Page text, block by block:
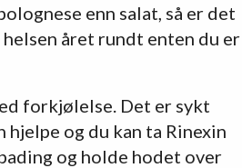
enn salat, så er det
året rundt enten du er
forkjølelse. Det er sykt
og du kan ta Rinexin
og holde hodet over